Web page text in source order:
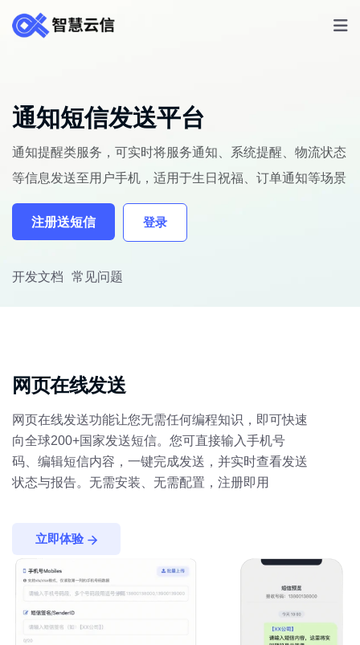
通知短信发送平台
通知提醒类服务，可实时将服务通知、系统提醒、物流状态
等信息发送至用户手机，适用于生日祝福、订单通知等场景
注册送短信 登录
开发文档 常见问题
网页在线发送
网页在线发送功能让您无需任何编程知识，即可快速
向全球200+国家发送短信。您可直接输入手机号
码、编辑短信内容，一键完成发送，并实时查看发送
状态与报告。无需安装、无需配置，注册即用
立即体验